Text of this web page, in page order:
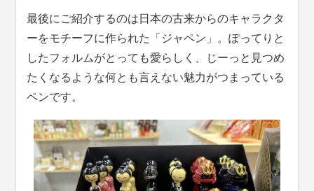
最後にご紹介するのは日本の古来からのキャラクタ
ーをモチーフに作られた「ジャペン」。ぽってりと
したフォルムがとっても愛らしく、じーっと見つめ
たくなるような何とも言えない魅力がつまっている
ペンです。